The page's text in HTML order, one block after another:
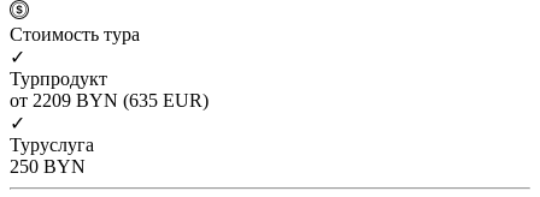
Cтоимость тура
✓
Турпродукт
от 2209 BYN (635 EUR)
✓
Туруслуга
250 BYN